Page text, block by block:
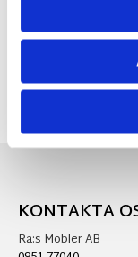
Visa alla
KONTAKTA
Ra:s Möbler AB